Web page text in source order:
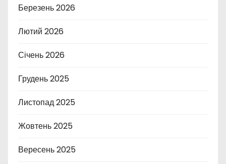
Березень 2026
Лютий 2026
Січень 2026
Грудень 2025
Листопад 2025
Жовтень 2025
Вересень 2025